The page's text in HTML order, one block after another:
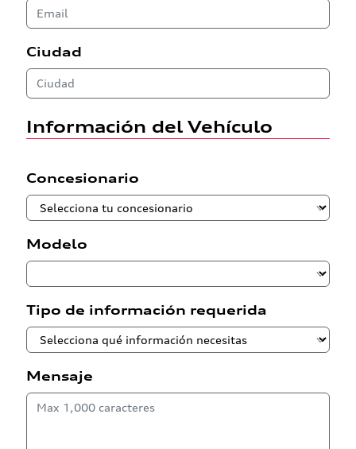
Ciudad
Información del Vehículo
Concesionario
Modelo
Tipo de información requerida
Mensaje